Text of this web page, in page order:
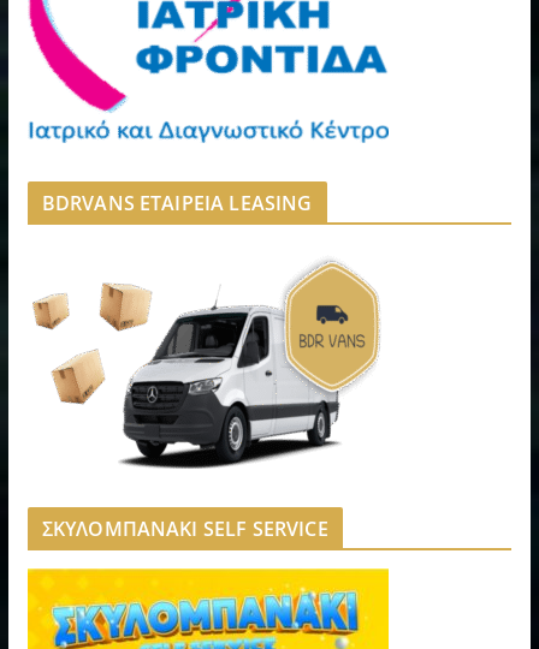
BDRVANS ΕΤΑΙΡΕΙΑ LEASING
ΣΚΥΛΟΜΠΑΝΑΚΙ SELF SERVICE